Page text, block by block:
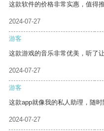
这款软件的价格非常实惠，值得推
2024-07-27
游客
这款游戏的音乐非常优美，听了
2024-07-27
游客
这款app就像我的私人助理，随时
2024-07-27